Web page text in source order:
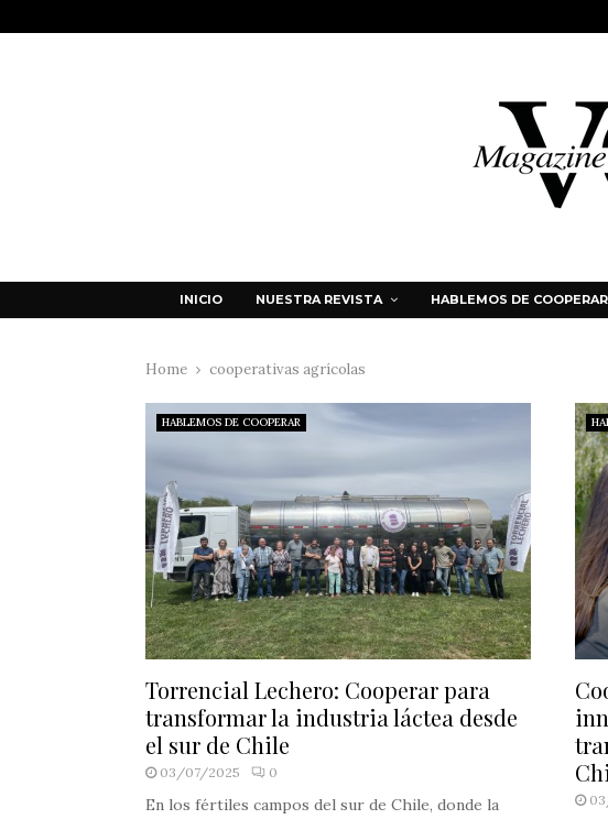
INICIO NUESTRA REVISTA HABLEMOS DE COOPERAR
Home cooperativas agrícolas
HABLEMOS DE COOPERAR
Torrencial Lechero: Cooperar para
transformar la industria láctea desde
el sur de Chile
03/07/2025 0
En los fértiles campos del sur de Chile, donde la